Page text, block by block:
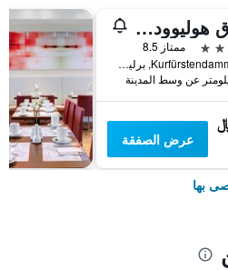
فندق هوليوود ميديا أم كورفورستيندام
ممتاز 8.5
Kurfürstendamm 202, برلين, ألمانيا
عرض الصفقة
بها